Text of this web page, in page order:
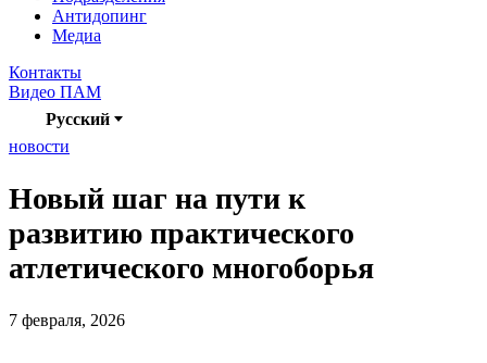
Антидопинг
Медиа
Контакты
Видео ПАМ
Русский
новости
Новый шаг на пути к
развитию практического
атлетического многоборья
7 февраля, 2026